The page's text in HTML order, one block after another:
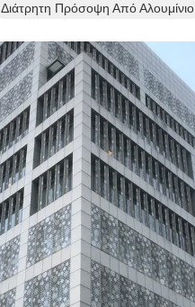
Διάτρητη Πρόσοψη Από Αλουμίνιο